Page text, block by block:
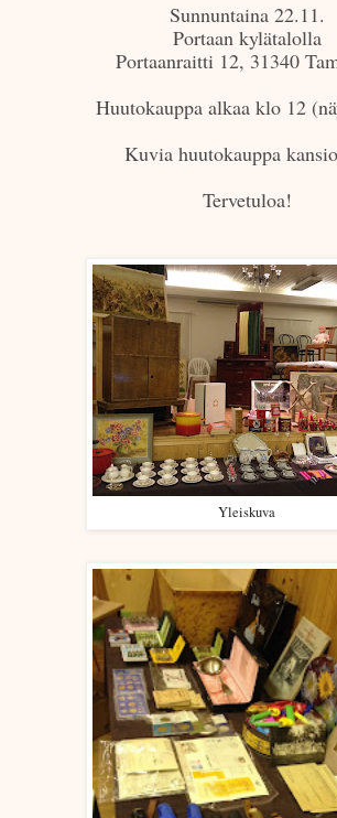
Sunnuntaina 22.11.
Portaan kylätalolla
Portaanraitti 12, 31340
Huutokauppa alkaa klo 12
Kuvia huutokauppa
Tervetuloa!
Yleiskuva